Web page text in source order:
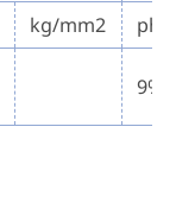
kg/mm2
9%